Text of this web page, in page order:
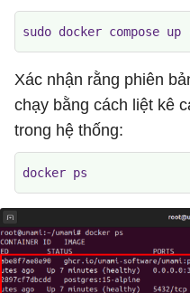
sudo docker compose up
Xác nhận rằng phiên
chạy bằng cách liệt kê
trong hệ thống:
docker ps